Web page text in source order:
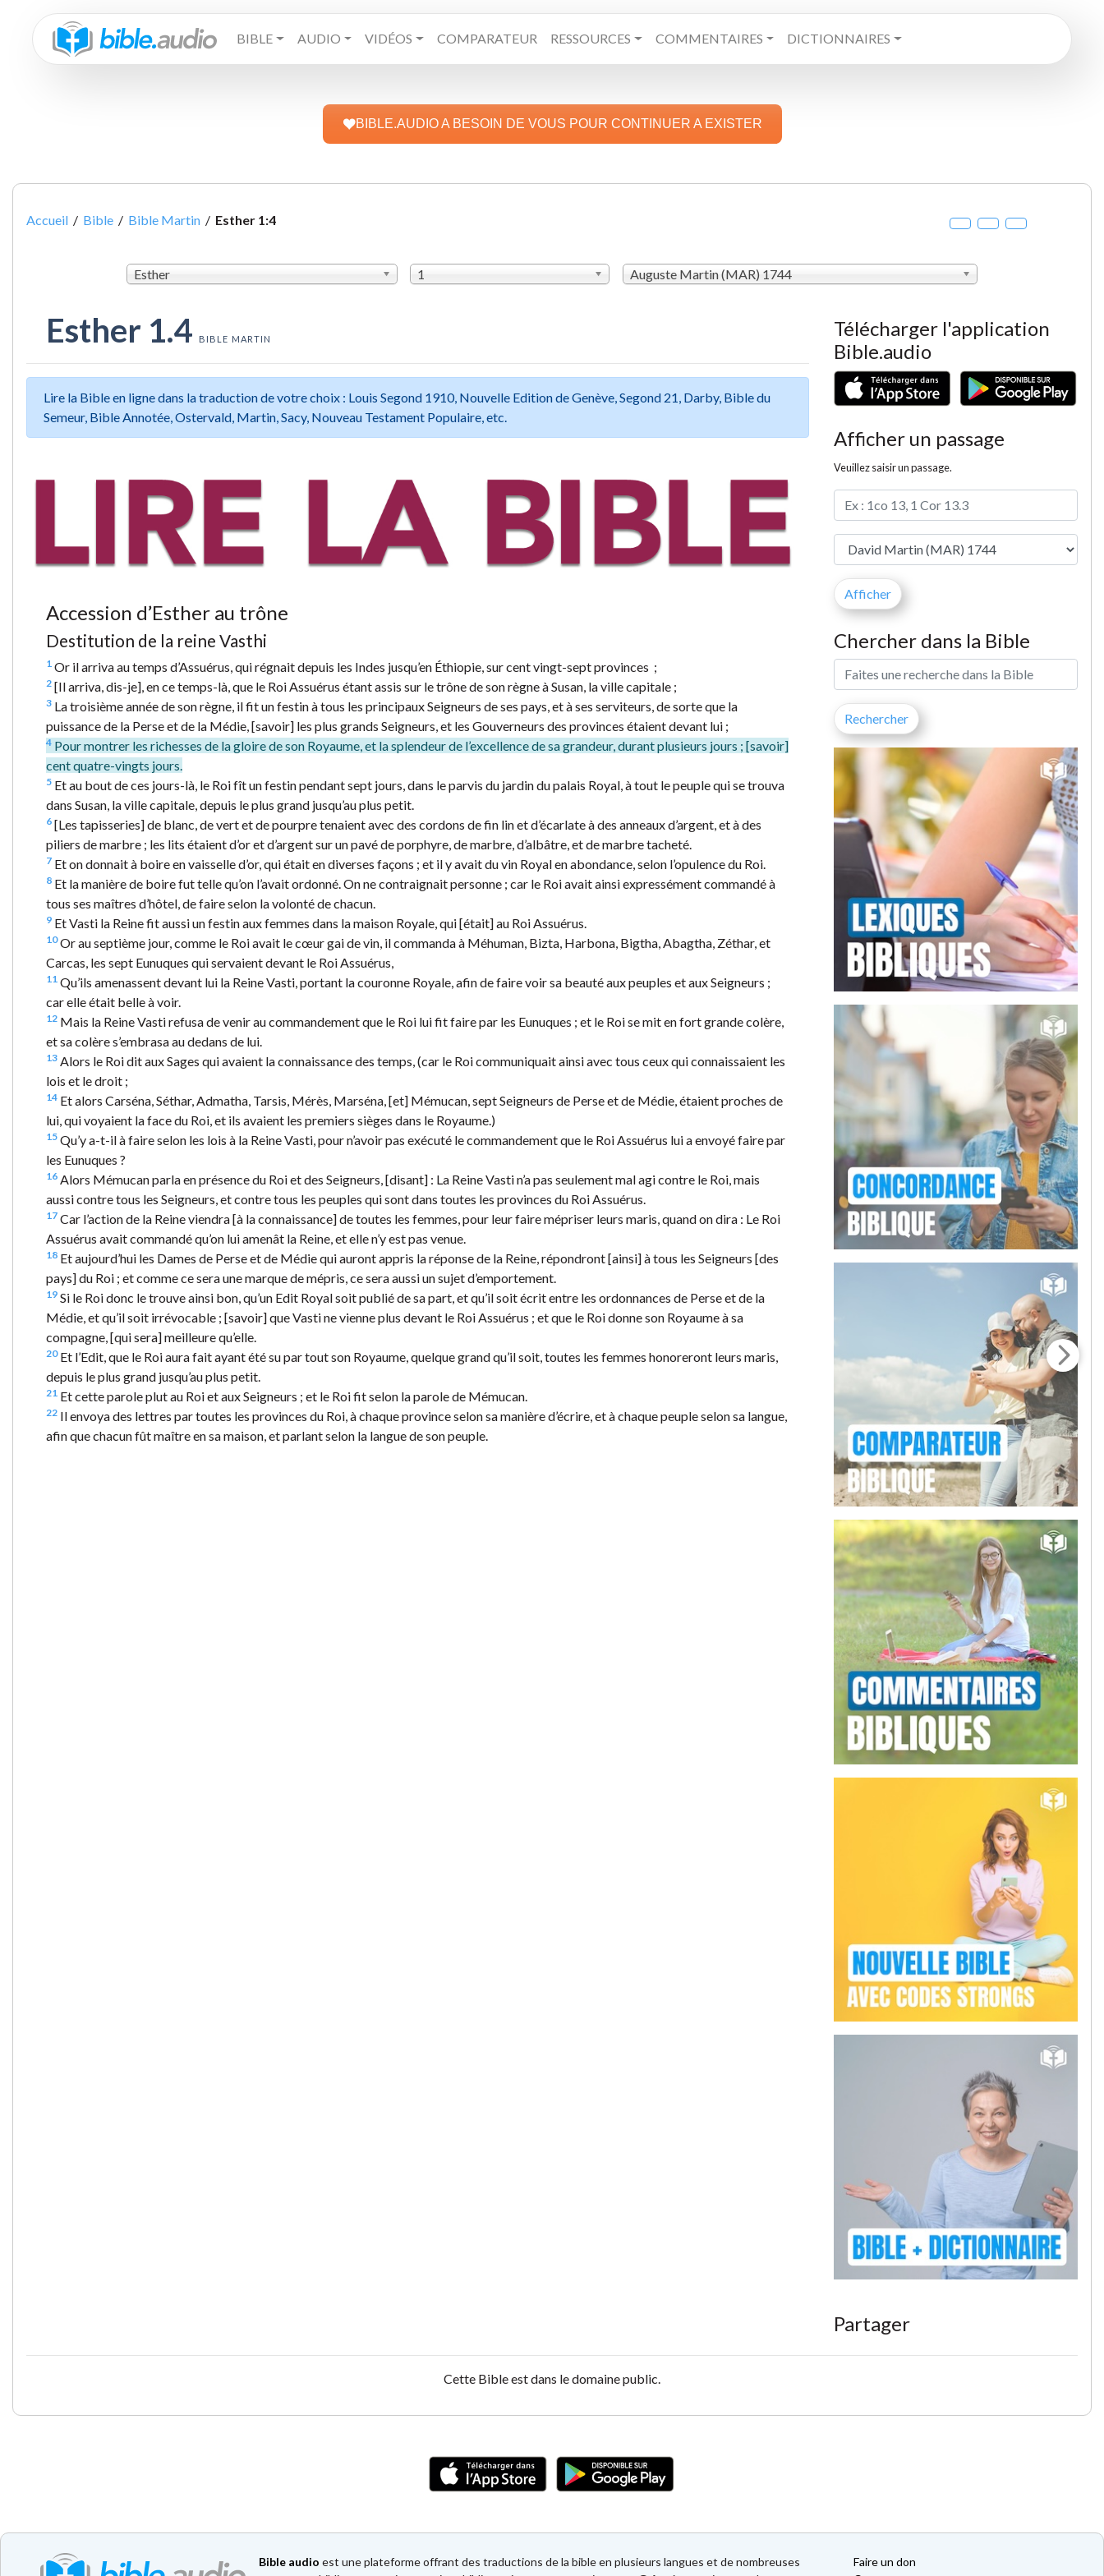
BIBLE AUDIO VIDÉOS COMPARATEUR RESSOURCES COMMENTAIRES DICTIONNAIRES
BIBLE.AUDIO A BESOIN DE VOUS POUR CONTINUER A EXISTER
Accueil / Bible / Bible Martin / Esther 1:4
Esther 1 Auguste Martin (MAR) 1744
Esther 1.4 BIBLE MARTIN
Lire la Bible en ligne dans la traduction de votre choix : Louis Segond 1910, Nouvelle Edition de Genève, Segond 21, Darby, Bible du
Semeur, Bible Annotée, Ostervald, Martin, Sacy, Nouveau Testament Populaire, etc.
Accession d’Esther au trône
Destitution de la reine Vasthi
1 Or il arriva au temps d’Assuérus, qui régnait depuis les Indes jusqu’en Éthiopie, sur cent vingt-sept provinces ;
2 [Il arriva, dis-je], en ce temps-là, que le Roi Assuérus étant assis sur le trône de son règne à Susan, la ville capitale ;
3 La troisième année de son règne, il fit un festin à tous les principaux Seigneurs de ses pays, et à ses serviteurs, de sorte que la
puissance de la Perse et de la Médie, [savoir] les plus grands Seigneurs, et les Gouverneurs des provinces étaient devant lui ;
4 Pour montrer les richesses de la gloire de son Royaume, et la splendeur de l’excellence de sa grandeur, durant plusieurs jours ; [savoir]
cent quatre-vingts jours.
5 Et au bout de ces jours-là, le Roi fît un festin pendant sept jours, dans le parvis du jardin du palais Royal, à tout le peuple qui se trouva
dans Susan, la ville capitale, depuis le plus grand jusqu’au plus petit.
6 [Les tapisseries] de blanc, de vert et de pourpre tenaient avec des cordons de fin lin et d’écarlate à des anneaux d’argent, et à des
piliers de marbre ; les lits étaient d’or et d’argent sur un pavé de porphyre, de marbre, d’albâtre, et de marbre tacheté.
7 Et on donnait à boire en vaisselle d’or, qui était en diverses façons ; et il y avait du vin Royal en abondance, selon l’opulence du Roi.
8 Et la manière de boire fut telle qu’on l’avait ordonné. On ne contraignait personne ; car le Roi avait ainsi expressément commandé à
tous ses maîtres d’hôtel, de faire selon la volonté de chacun.
9 Et Vasti la Reine fit aussi un festin aux femmes dans la maison Royale, qui [était] au Roi Assuérus.
10Or au septième jour, comme le Roi avait le cœur gai de vin, il commanda à Méhuman, Bizta, Harbona, Bigtha, Abagtha, Zéthar, et
Carcas, les sept Eunuques qui servaient devant le Roi Assuérus,
11 Qu’ils amenassent devant lui la Reine Vasti, portant la couronne Royale, afin de faire voir sa beauté aux peuples et aux Seigneurs ;
car elle était belle à voir.
12 Mais la Reine Vasti refusa de venir au commandement que le Roi lui fit faire par les Eunuques ; et le Roi se mit en fort grande colère,
et sa colère s’embrasa au dedans de lui.
13 Alors le Roi dit aux Sages qui avaient la connaissance des temps, (car le Roi communiquait ainsi avec tous ceux qui connaissaient les
lois et le droit ;
14 Et alors Carséna, Séthar, Admatha, Tarsis, Mérès, Marséna, [et] Mémucan, sept Seigneurs de Perse et de Médie, étaient proches de
lui, qui voyaient la face du Roi, et ils avaient les premiers sièges dans le Royaume.)
15 Qu’y a-t-il à faire selon les lois à la Reine Vasti, pour n’avoir pas exécuté le commandement que le Roi Assuérus lui a envoyé faire par
les Eunuques ?
16 Alors Mémucan parla en présence du Roi et des Seigneurs, [disant] : La Reine Vasti n’a pas seulement mal agi contre le Roi, mais
aussi contre tous les Seigneurs, et contre tous les peuples qui sont dans toutes les provinces du Roi Assuérus.
17 Car l’action de la Reine viendra [à la connaissance] de toutes les femmes, pour leur faire mépriser leurs maris, quand on dira : Le Roi
Assuérus avait commandé qu’on lui amenât la Reine, et elle n’y est pas venue.
18 Et aujourd’hui les Dames de Perse et de Médie qui auront appris la réponse de la Reine, répondront [ainsi] à tous les Seigneurs [des
pays] du Roi ; et comme ce sera une marque de mépris, ce sera aussi un sujet d’emportement.
19 Si le Roi donc le trouve ainsi bon, qu’un Edit Royal soit publié de sa part, et qu’il soit écrit entre les ordonnances de Perse et de la
Médie, et qu’il soit irrévocable ; [savoir] que Vasti ne vienne plus devant le Roi Assuérus ; et que le Roi donne son Royaume à sa
compagne, [qui sera] meilleure qu’elle.
20Et l’Edit, que le Roi aura fait ayant été su par tout son Royaume, quelque grand qu’il soit, toutes les femmes honoreront leurs maris,
depuis le plus grand jusqu’au plus petit.
21 Et cette parole plut au Roi et aux Seigneurs ; et le Roi fit selon la parole de Mémucan.
22 Il envoya des lettres par toutes les provinces du Roi, à chaque province selon sa manière d’écrire, et à chaque peuple selon sa langue,
afin que chacun fût maître en sa maison, et parlant selon la langue de son peuple.
Télécharger l'application
Bible.audio
Afficher un passage
Veuillez saisir un passage.
Chercher dans la Bible
Partager
Cette Bible est dans le domaine public.
Bible audio est une plateforme offrant des traductions de la bible en plusieurs langues et de nombreuses
Faire un don